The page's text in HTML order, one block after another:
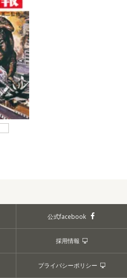
公式facebook
採用情報
プライバシーポリシー